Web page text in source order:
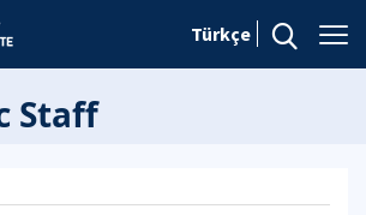
Türkçe
Staff